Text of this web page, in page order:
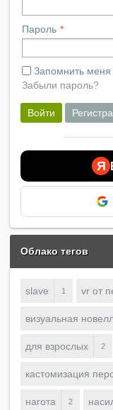
Пароль
Запомнить меня
Забыли пароль?
Войти
Я
Облако тегов
slave 1 vr от
визуальная
для взрослых 2
кастомизация
нагота 2